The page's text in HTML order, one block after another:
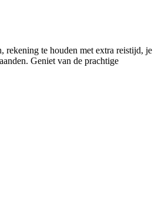
rekening te houden met extra reistijd, je
Geniet van de prachtige